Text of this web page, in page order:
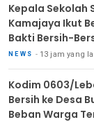
Kepala Sekolah
Kamajaya Ikut
Bakti Bersih-
NEWS 13 jam yang
Kodim 0603/
Bersih ke Desa
Beban Warga